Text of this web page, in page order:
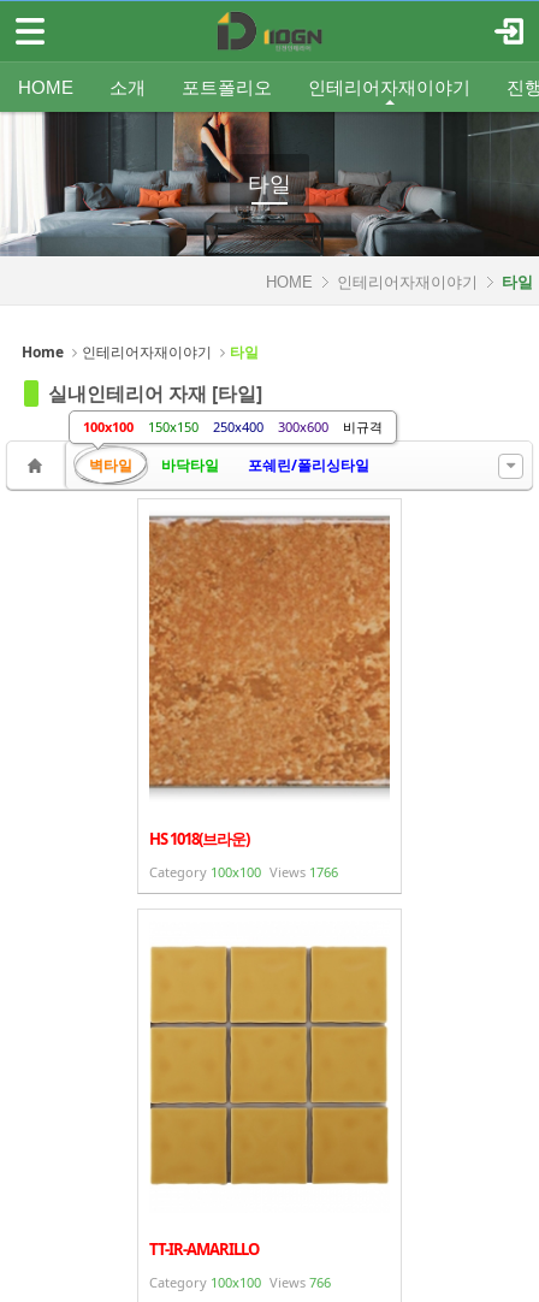
HOME 소개 포트폴리오 인테리어자재이야기 진
조직도 오시는 길
평형별샷시 기타공사
욕실 타일 바닥재 벽지
무료출장견적 인테리어셀프자동견적
Q&A FAQ
타일
HOME 인테리어자재이야기 타일
Home 인테리어자재이야기 타일
실내인테리어 자재 [타일]
벽타일
100x100 150x150 250x400 300x600 비규격
바닥타일 포쉐린/폴리싱타일
HS 1018(브라운)
Category 100x100 Views 1766
TT-IR-AMARILLO
Category 100x100 Views 766
로그인
HOME
포트폴리오
인테리어자재이야기
- 욕실
- 가구류
- 하이샷시 브랜드
Sketchbook5, 스케치북5
Sketchbook5, 스케치북5